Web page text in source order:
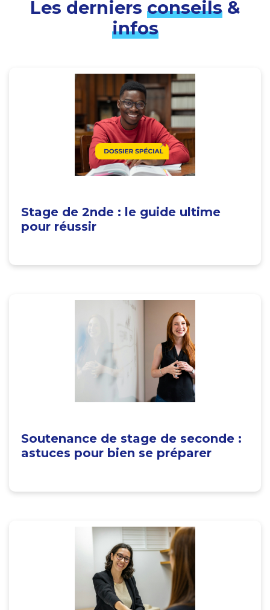
Les derniers conseils&
infos
Stage de 2nde : le guide ultime
pour réussir
Soutenance de stage de seconde :
astuces pour bien se préparer